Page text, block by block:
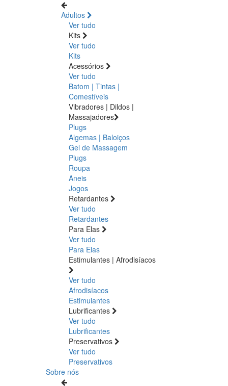
Adultos
Ver tudo
Kits
Ver tudo
Kits
Acessórios
Ver tudo
Batom | Tintas |
Comestíveis
Vibradores | Dildos |
Massajadores
Plugs
Algemas | Baloiços
Gel de Massagem
Plugs
Roupa
Aneis
Jogos
Retardantes
Ver tudo
Retardantes
Para Elas
Ver tudo
Para Elas
Estimulantes | Afrodisíacos
Ver tudo
Afrodisíacos
Estimulantes
Lubrificantes
Ver tudo
Lubrificantes
Preservativos
Ver tudo
Preservativos
Sobre nós